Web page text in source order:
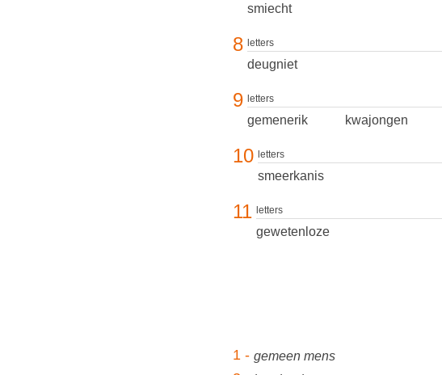
smiecht
8 letters
deugniet
9 letters
gemenerik kwajongen
10 letters
smeerkanis
11 letters
gewetenloze
1 - gemeen mens